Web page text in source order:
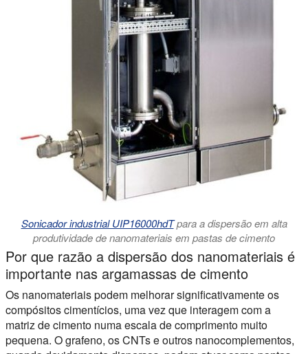
Sonicador industrial UIP16000hdTpara a dispersão em alta
produtividade de nanomateriais em pastas de cimento
Por que razão a dispersão dos nanomateriais é
importante nas argamassas de cimento
Os nanomateriais podem melhorar significativamente os
compósitos cimentícios, uma vez que interagem com a
matriz de cimento numa escala de comprimento muito
pequena. O grafeno, os CNTs e outros nanocomplementos,